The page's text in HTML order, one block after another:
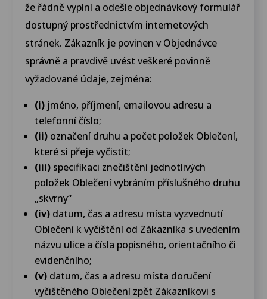
že řádně vyplní a odešle objednávkový formulář
dostupný prostřednictvím internetových
stránek. Zákazník je povinen v Objednávce
správně a pravdivě uvést veškeré povinně
vyžadované údaje, zejména:
(i) jméno, příjmení, emailovou adresu a
telefonní číslo;
(ii) označení druhu a počet položek Oblečení,
které si přeje vyčistit;
(iii) specifikaci znečištění jednotlivých
položek Oblečení vybráním příslušného druhu
„skvrny“
(iv) datum, čas a adresu místa vyzvednutí
Oblečení k vyčištění od Zákazníka s uvedením
názvu ulice a čísla popisného, orientačního či
evidenčního;
(v) datum, čas a adresu místa doručení
vyčištěného Oblečení zpět Zákazníkovi s